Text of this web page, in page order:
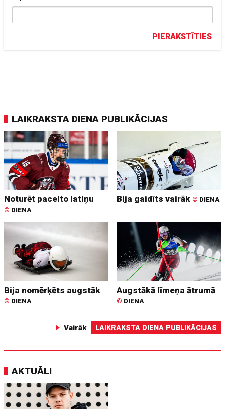
PIERAKSTĪTIES
LAIKRAKSTA DIENA PUBLIKĀCIJAS
Noturēt pacelto latiņu
© DIENA
Bija gaidīts vairāk © DIENA
Bija nomērķēts augstāk
© DIENA
Augstākā līmeņa ātrumā
© DIENA
Vairāk LAIKRAKSTA DIENA PUBLIKĀCIJAS
AKTUĀLI